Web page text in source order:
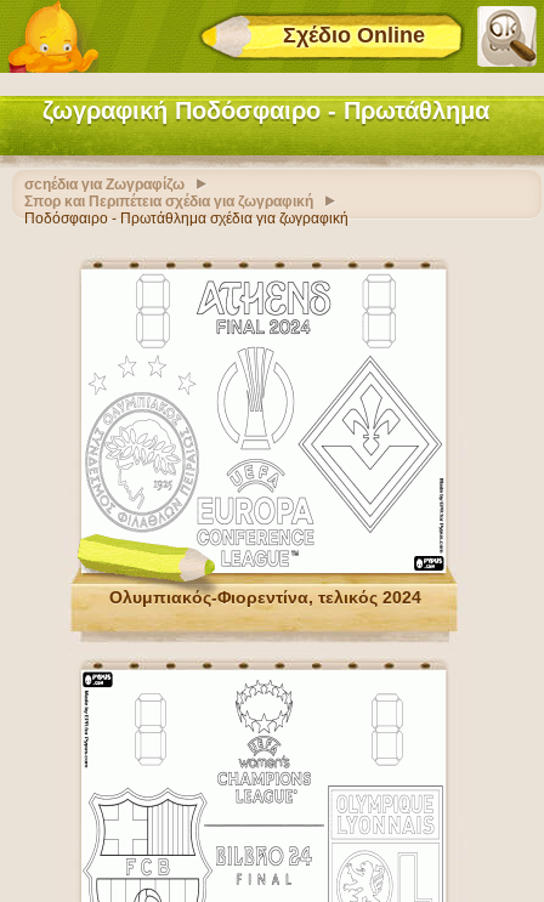
Σχέδιο Online
ζωγραφική Ποδόσφαιρο - Πρωτάθλημα
σcηέδια για Ζωγραφίζω
Σπορ και Περιπέτεια σχέδια για ζωγραφική
Ποδόσφαιρο - Πρωτάθλημα σχέδια για ζωγραφική
Ολυμπιακός-Φιορεντίνα, τελικός 2024